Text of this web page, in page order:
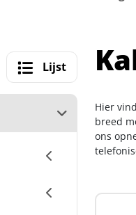
Lijst
Hier
breed
ons